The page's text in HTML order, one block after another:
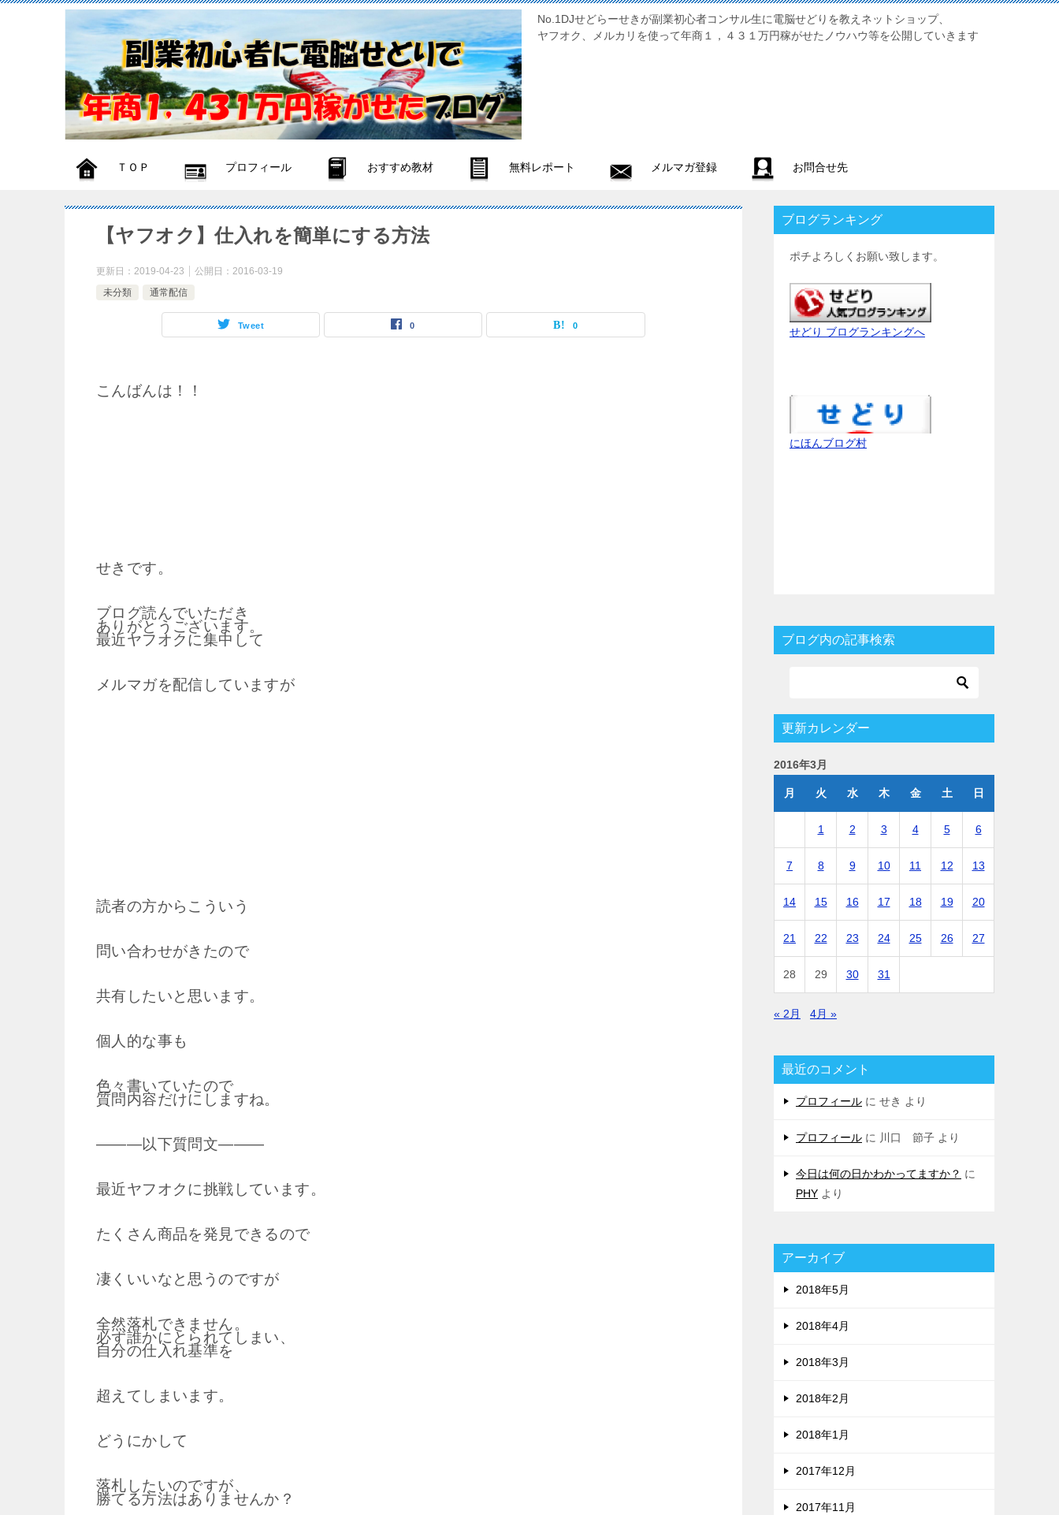
No.1DJせどらーせきが副業初心者コンサル生に電脳せどりを教えネットショップ、
ヤフオク、メルカリを使って年商１，４３１万円稼がせたノウハウ等を公開していきます
ＴＯＰ プロフィール おすすめ教材 無料レポート メルマガ登録 お問合せ先
【ヤフオク】仕入れを簡単にする方法
更新日： 2019-04-23 公開日： 2016-03-19
未分類
通常配信
Tweet 0 0
こんばんは！！
せきです。
ブログ読んでいただき
ありがとうございます。
最近ヤフオクに集中して
メルマガを配信していますが
読者の方からこういう
問い合わせがきたので
共有したいと思います。
個人的な事も
色々書いていたので
質問内容だけにしますね。
―――以下質問文―――
最近ヤフオクに挑戦しています。
たくさん商品を発見できるので
凄くいいなと思うのですが
全然落札できません。
必ず誰かにとられてしまい、
自分の仕入れ基準を
超えてしまいます。
どうにかして
落札したいのですが、
勝てる方法はありませんか？
ブログランキング
ポチよろしくお願い致します。
せどり ブログランキングへ
にほんブログ村
ブログ内の記事検索
更新カレンダー
2016年3月
月 火 水 木 金 土 日
1 2 3 4 5 6
7 8 9 10 11 12 13
14 15 16 17 18 19 20
21 22 23 24 25 26 27
28 29 30 31
« 2月 4月 »
最近のコメント
プロフィール に せき より
プロフィール に 川口 節子 より
今日は何の日かわかってますか？ に
PHY より
アーカイブ
2018年5月
2018年4月
2018年3月
2018年2月
2018年1月
2017年12月
2017年11月